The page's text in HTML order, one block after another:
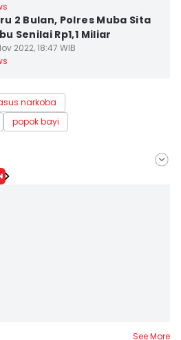
2 Bulan, Polres Muba Sita
Senilai Rp1,1 Miliar
2022, 18:47 WIB
narkoba
popok bayi
See More